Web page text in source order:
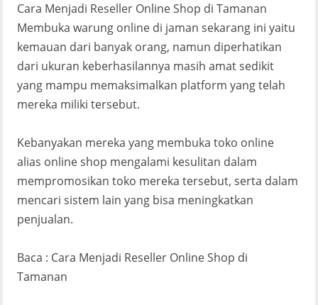
Cara Menjadi Reseller Online Shop di Tamanan
Membuka warung online di jaman sekarang ini yaitu
kemauan dari banyak orang, namun diperhatikan
dari ukuran keberhasilannya masih amat sedikit
yang mampu memaksimalkan platform yang telah
mereka miliki tersebut.
Kebanyakan mereka yang membuka toko online
alias online shop mengalami kesulitan dalam
mempromosikan toko mereka tersebut, serta dalam
mencari sistem lain yang bisa meningkatkan
penjualan.
Baca : Cara Menjadi Reseller Online Shop di
Tamanan